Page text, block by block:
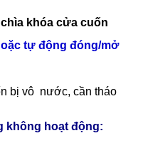
khóa cửa cuốn
tự động đóng/mở
bị vô nước, cần tháo
không hoạt động: